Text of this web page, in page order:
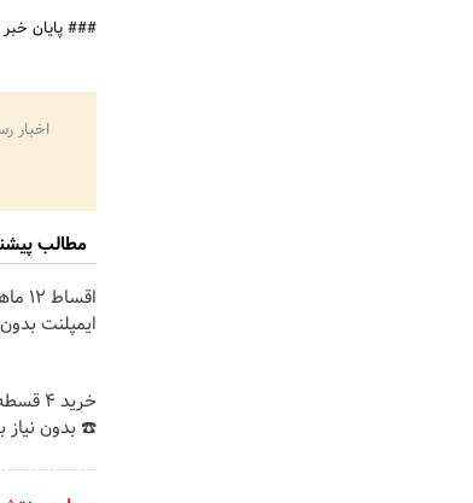
### پایان
اخبار
مطالب
ایمپلنت
خرید
☎️ بدون نیاز